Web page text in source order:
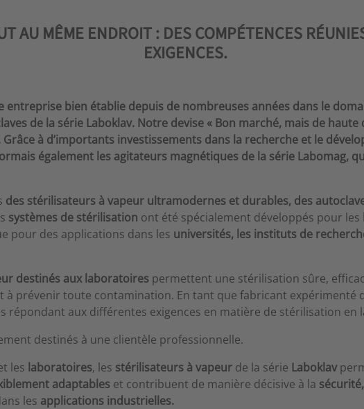
AU MÊME ENDROIT : DES COMPÉTENCES
EXIGENCES.
entreprise bien établie depuis de nombreuses années dans le
de la série Laboklav. Notre devise « Bon marché, mais de
à d’importants investissements dans la recherche et le
également les agitateurs magnétiques de la série Labomag,
des stérilisateurs à vapeur ultramodernes et durables, des
systèmes de stérilisation ont été spécialement développés pour les
pour des applications dans les universités, les instituts de
destinés aux laboratoires permettent une stérilisation sûre,
à prévenir toute contamination. En tant que fabricant expérimenté
répondant aux différentes exigences en matière de stérilisation en
destinés à une clientèle professionnelle.
les laboratoires, les stérilisateurs à vapeur de la série Laboklav
adaptables et contribuent de manière décisive à la
les applications industrielles.